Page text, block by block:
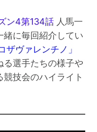
ン4第134話 人馬一
緒に毎回紹介してい
ザヴァレンチノ」
る選手たちの様子や
技会のハイライト